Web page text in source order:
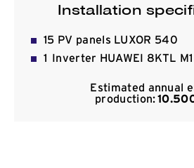
Installation
15 PV panels LUXOR 540
1 Inverter HUAWEI 8KTL M1
Estimated annual
production: